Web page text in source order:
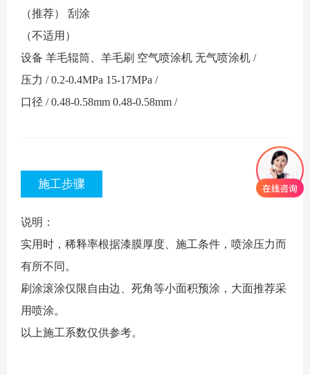
（推荐）
刮涂
（不适用）
设备 羊毛辊筒、羊毛刷 空气喷涂机 无气喷涂机 /
压力 / 0.2-0.4MPa 15-17MPa /
口径 / 0.48-0.58mm 0.48-0.58mm /
施工步骤
说明：
实用时，稀释率根据漆膜厚度、施工条件，喷涂压力而
有所不同。
刷涂滚涂仅限自由边、死角等小面积预涂，大面推荐采
用喷涂。
以上施工系数仅供参考。